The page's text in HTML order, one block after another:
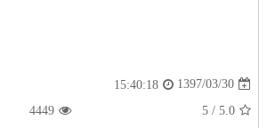
1397/03/30
15:40:18
5.0
/
5
4449